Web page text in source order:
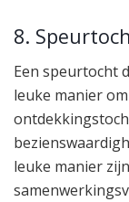
8.
Een speurtocht
leuke manier
leuke manier